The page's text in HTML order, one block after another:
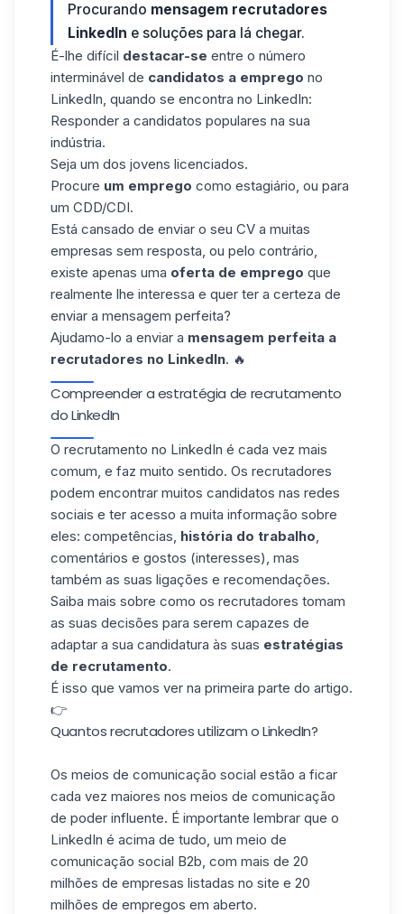
Procurando mensagem recrutadores
LinkedIn e soluções para lá chegar.
É-lhe difícil destacar-se entre o número
interminável de candidatos a emprego no
LinkedIn, quando se encontra no LinkedIn:
Responder a candidatos populares na sua
indústria.
Seja um dos jovens licenciados.
Procure um emprego como estagiário, ou para
um CDD/CDI.
Está cansado de enviar o seu CV a muitas
empresas sem resposta, ou pelo contrário,
existe apenas uma oferta de emprego que
realmente lhe interessa e quer ter a certeza de
enviar a mensagem perfeita?
Ajudamo-lo a enviar a mensagem perfeita a
recrutadores no LinkedIn. 🔥
Compreender a estratégia de recrutamento
do LinkedIn
O recrutamento no LinkedIn é cada vez mais
comum, e faz muito sentido. Os recrutadores
podem encontrar muitos candidatos nas redes
sociais e ter acesso a muita informação sobre
eles: competências, história do trabalho,
comentários e gostos (interesses), mas
também as suas ligações e recomendações.
Saiba mais sobre como os recrutadores tomam
as suas decisões para serem capazes de
adaptar a sua candidatura às suas estratégias
de recrutamento.
É isso que vamos ver na primeira parte do artigo.
👉
Quantos recrutadores utilizam o LinkedIn?
Os meios de comunicação social estão a ficar
cada vez maiores nos meios de comunicação
de poder influente. É importante lembrar que o
LinkedIn é acima de tudo, um meio de
comunicação social B2b, com mais de 20
milhões de empresas listadas no site e 20
milhões de empregos em aberto.